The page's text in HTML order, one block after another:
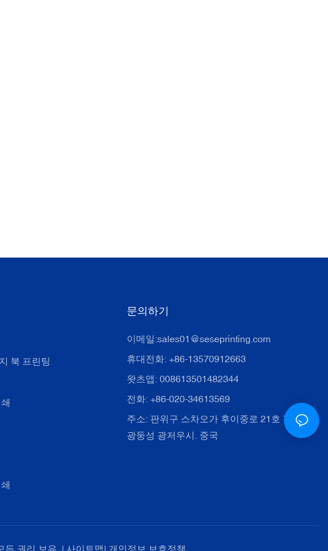
북 프린팅
문의하기
이메일:sales01@seseprinting.com
휴대전화: +86-13570912663
왓츠앱: 008613501482344
전화: +86-020-34613569
주소: 판위구 스차오가 후이중로 21호 702호.
광둥성 광저우시. 중국
든 권리 보유. | 사이트맵| 개인정보 보호정책